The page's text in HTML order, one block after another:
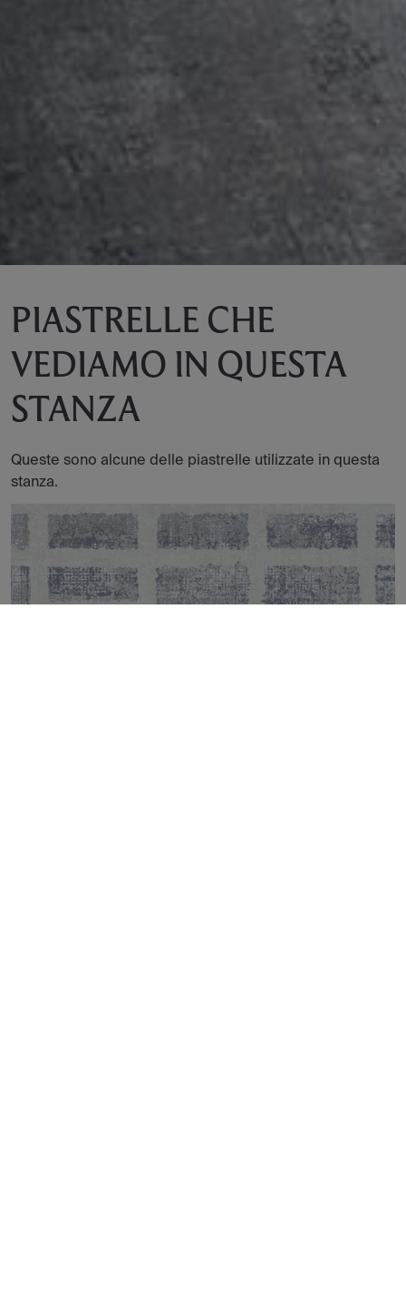
PIASTRELLE CHE
VEDIAMO IN QUESTA
STANZA
Queste sono alcune delle piastrelle utilizzate in questa
stanza.